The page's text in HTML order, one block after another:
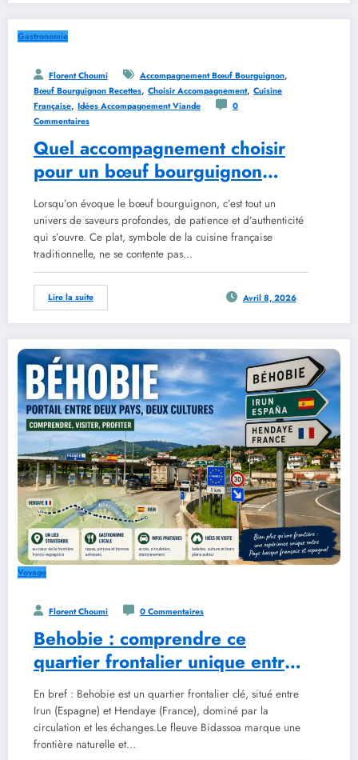
Gastronomie
Florent Choumi Accompagnement Bœuf Bourguignon,
Bœuf Bourguignon Recettes, Choisir Accompagnement, Cuisine
Française, Idées Accompagnement Viande
0
Commentaires
Quel accompagnement choisir
pour un bœuf bourguignon
réussi
Lorsqu’on évoque le bœuf bourguignon, c’est tout un
univers de saveurs profondes, de patience et d’authenticité
qui s’ouvre. Ce plat, symbole de la cuisine française
traditionnelle, ne se contente pas…
Lire la suite Avril 8, 2026
Voyage
Florent Choumi 0 Commentaires
Behobie : comprendre ce
quartier frontalier unique entre
la France et l’Espagne
En bref : Behobie est un quartier frontalier clé, situé entre
Irun (Espagne) et Hendaye (France), dominé par la
circulation et les échanges.Le fleuve Bidassoa marque une
frontière naturelle et…